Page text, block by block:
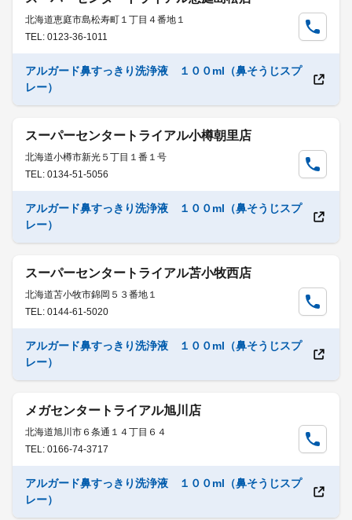
北海道恵庭市島松寿町１丁目４番地１
TEL: 0123-36-1011
アルガード鼻すっきり洗浄液 １００ml（鼻そうじスプ
レー）
スーパーセンタートライアル小樽朝里店
北海道小樽市新光５丁目１番１号
TEL: 0134-51-5056
アルガード鼻すっきり洗浄液 １００ml（鼻そうじスプ
レー）
スーパーセンタートライアル苫小牧西店
北海道苫小牧市錦岡５３番地１
TEL: 0144-61-5020
アルガード鼻すっきり洗浄液 １００ml（鼻そうじスプ
レー）
メガセンタートライアル旭川店
北海道旭川市６条通１４丁目６４
TEL: 0166-74-3717
アルガード鼻すっきり洗浄液 １００ml（鼻そうじスプ
レー）